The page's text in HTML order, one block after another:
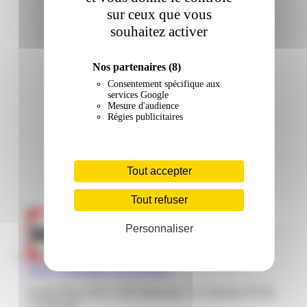
sur ceux que vous
souhaitez activer
Nos partenaires (8)
Consentement spécifique aux
services Google
Mesure d'audience
Régies publicitaires
Tout accepter
Tout refuser
Personnaliser
Darty | Dothémare | Les Abymes